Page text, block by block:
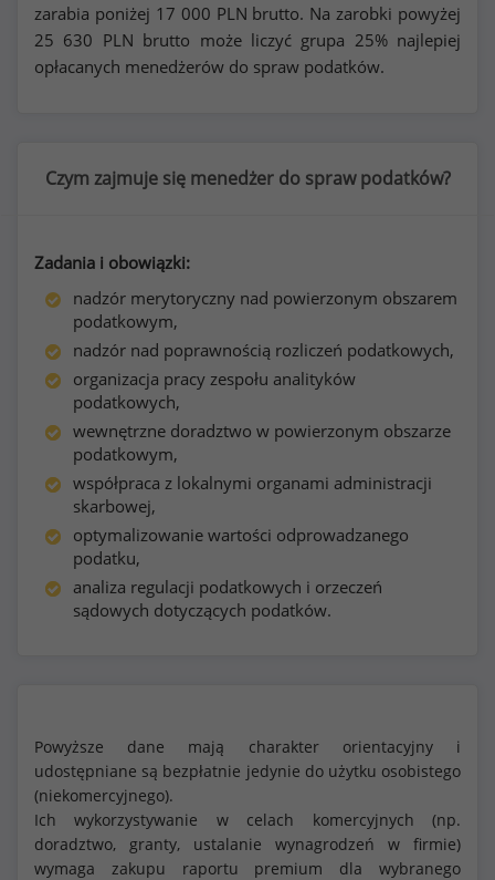
zarabia poniżej 17 000 PLN brutto. Na zarobki powyżej
25 630 PLN brutto może liczyć grupa 25% najlepiej
opłacanych menedżerów do spraw podatków.
Czym zajmuje się menedżer do spraw podatków?
Zadania i obowiązki:
nadzór merytoryczny nad powierzonym obszarem
podatkowym,
nadzór nad poprawnością rozliczeń podatkowych,
organizacja pracy zespołu analityków
podatkowych,
wewnętrzne doradztwo w powierzonym obszarze
podatkowym,
współpraca z lokalnymi organami administracji
skarbowej,
optymalizowanie wartości odprowadzanego
podatku,
analiza regulacji podatkowych i orzeczeń
sądowych dotyczących podatków.
Powyższe dane mają charakter orientacyjny i
udostępniane są bezpłatnie jedynie do użytku osobistego
(niekomercyjnego).
Ich wykorzystywanie w celach komercyjnych (np.
doradztwo, granty, ustalanie wynagrodzeń w firmie)
wymaga zakupu raportu premium dla wybranego